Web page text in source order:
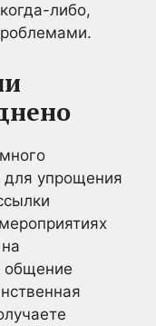
либо,
для упрощения
общение